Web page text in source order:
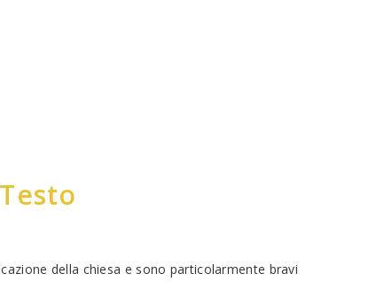
della chiesa e sono particolarmente bravi